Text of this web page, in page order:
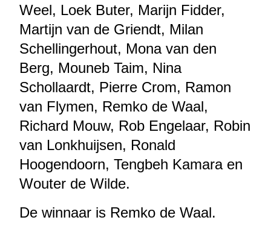
Weel, Loek Buter, Marijn Fidder,
Martijn van de Griendt, Milan
Schellingerhout, Mona van den
Berg, Mouneb Taim, Nina
Schollaardt, Pierre Crom, Ramon
van Flymen, Remko de Waal,
Richard Mouw, Rob Engelaar, Robin
van Lonkhuijsen, Ronald
Hoogendoorn, Tengbeh Kamara en
Wouter de Wilde.
De winnaar is Remko de Waal.